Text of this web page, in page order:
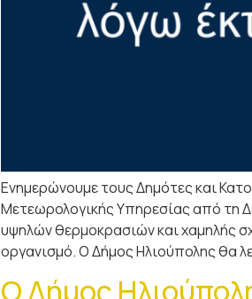
Ενημερώνουμε τους Δημότες και
Μετεωρολογικής Υπηρεσίας από τη
υψηλών θερμοκρασιών και χαμηλής
οργανισμό. Ο Δήμος Ηλιούπολης θα